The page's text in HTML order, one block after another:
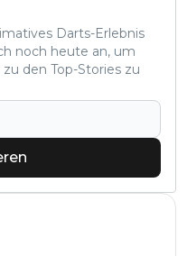
Darts-Erlebnis
noch heute an, um
den Top-Stories zu